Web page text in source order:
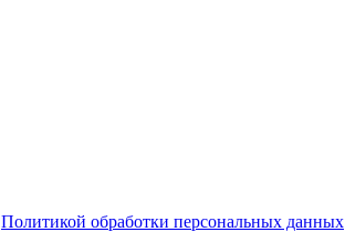
Политикой обработки персональных данных